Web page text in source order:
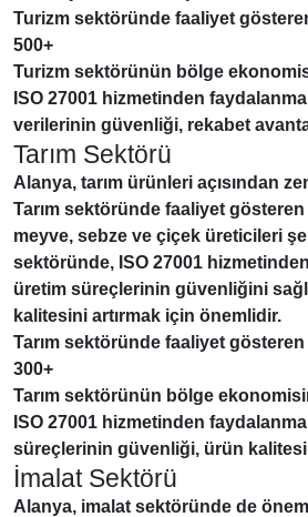
Turizm sektöründe faaliyet
500+
Turizm sektörünün bölge
ISO 27001 hizmetinden
verilerinin güvenliği, rekabet
Tarım Sektörü
Alanya, tarım ürünleri açısından
Tarım sektöründe faaliyet
meyve, sebze ve çiçek üreticileri
sektöründe, ISO 27001
üretim süreçlerinin güvenliğini
kalitesini artırmak için önemlidir.
Tarım sektöründe faaliyet gösteren
300+
Tarım sektörünün bölge
ISO 27001 hizmetinden
süreçlerinin güvenliği, ürün
İmalat Sektörü
Alanya, imalat sektöründe de